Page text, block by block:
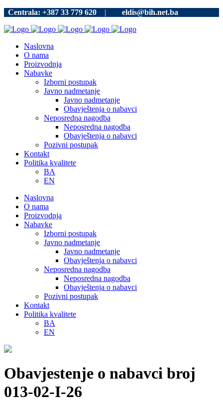
Centrala: +387 33 779 620 | eldis@bih.net.ba
Naslovna
O nama
Proizvodnja
Nabavke
Izborni postupak
Javno nadmetanje
Javno nadmetanje
Obavještenja o nabavci
Neposredna nagodba
Neposredna nagodba
Obavještenja o nabavci
Pozivni postupak
Kontakt
Politika kvalitete
BA
EN
Naslovna
O nama
Proizvodnja
Nabavke
Izborni postupak
Javno nadmetanje
Javno nadmetanje
Obavještenja o nabavci
Neposredna nagodba
Neposredna nagodba
Obavještenja o nabavci
Pozivni postupak
Kontakt
Politika kvalitete
BA
EN
Obavjestenje o nabavci broj
013-02-I-26